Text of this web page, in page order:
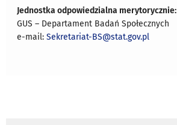
Jednostka odpowiedzialna merytorycznie:
GUS – Departament Badań Społecznych
e-mail:Sekretariat-BS@stat.gov.pl